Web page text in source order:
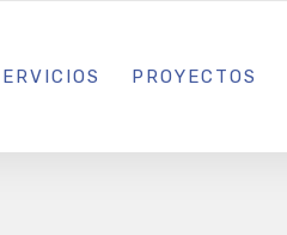
PROYECTOS